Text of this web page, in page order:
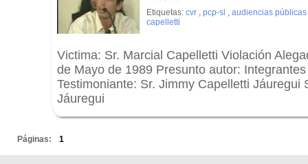
Etiquetas: cvr , pcp-sl , audiencias públicas
capelletti
Victima: Sr. Marcial Capelletti Violación
de Mayo de 1989 Presunto autor:
Testimoniante: Sr. Jimmy Capelletti Jáuregui
Jáuregui
Páginas: 1